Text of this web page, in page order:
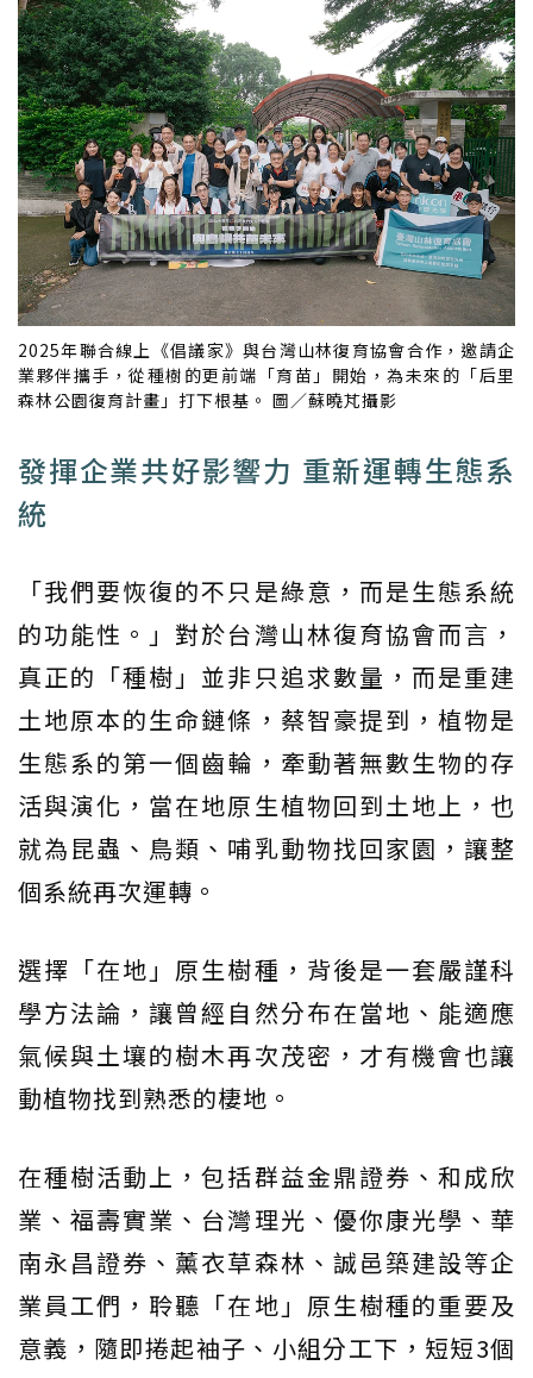
2025年聯合線上《倡議家》與台灣山林復育協會合作，邀請企
業夥伴攜手，從種樹的更前端「育苗」開始，為未來的「后里
森林公園復育計畫」打下根基。 圖／蘇曉芃攝影
發揮企業共好影響力 重新運轉生態系
統
「我們要恢復的不只是綠意，而是生態系統
的功能性。」對於台灣山林復育協會而言，
真正的「種樹」並非只追求數量，而是重建
土地原本的生命鏈條，蔡智豪提到，植物是
生態系的第一個齒輪，牽動著無數生物的存
活與演化，當在地原生植物回到土地上，也
就為昆蟲、鳥類、哺乳動物找回家園，讓整
個系統再次運轉。
選擇「在地」原生樹種，背後是一套嚴謹科
學方法論，讓曾經自然分布在當地、能適應
氣候與土壤的樹木再次茂密，才有機會也讓
動植物找到熟悉的棲地。
在種樹活動上，包括群益金鼎證券、和成欣
業、福壽實業、台灣理光、優你康光學、華
南永昌證券、薰衣草森林、誠邑築建設等企
業員工們，聆聽「在地」原生樹種的重要及
意義，隨即捲起袖子、小組分工下，短短3個